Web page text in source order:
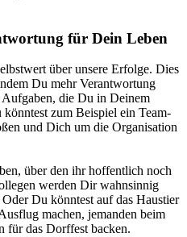
für Dein Leben
über unsere Erfolge. Dies
Du mehr Verantwortung
die Du in Deinem
zum Beispiel ein Team-
und Dich um die Organisation
über den ihr hoffentlich noch
werden Dir wahnsinnig
Du könntest auf das Haustier
machen, jemanden beim
für das Dorffest backen.